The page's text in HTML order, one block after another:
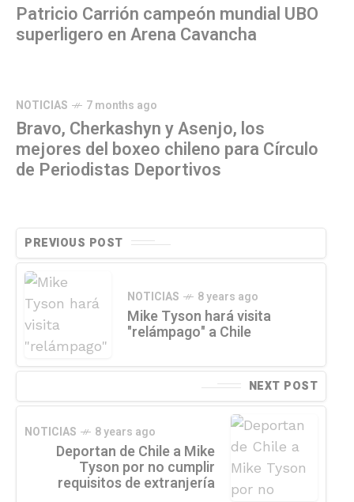
Patricio Carrión campeón mundial UBO
superligero en Arena Cavancha
NOTICIAS 7 months ago
Bravo, Cherkashyn y Asenjo, los
mejores del boxeo chileno para Círculo
de Periodistas Deportivos
PREVIOUS POST
NOTICIAS 8 years ago
Mike Tyson hará visita
"relámpago" a Chile
NEXT POST
NOTICIAS 8 years ago
Deportan de Chile a Mike
Tyson por no cumplir
requisitos de extranjería